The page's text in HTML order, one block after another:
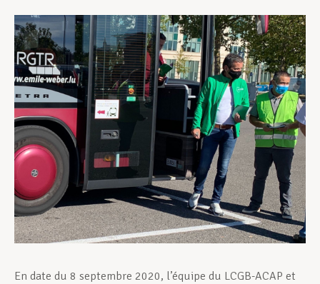
Assistance en vie privée
Développement professionnel
Devenir Membre
Actualités
En date du 8 septembre 2020, l’équipe du LCGB-ACAP et